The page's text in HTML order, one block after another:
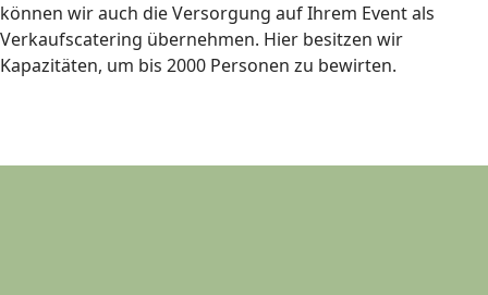
können wir auch die Versorgung auf Ihrem Event als
Verkaufscatering übernehmen. Hier besitzen wir
Kapazitäten, um bis 2000 Personen zu bewirten.